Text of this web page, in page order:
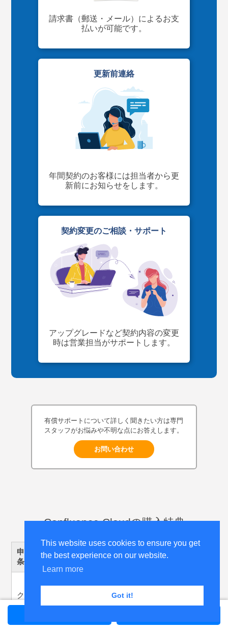
This website uses cookies to ensure you get
the best experience on our website.
Learn more
Got it!
請求書（郵送・メール）によるお支
払いが可能です。
更新前連絡
年間契約のお客様には担当者から更
新前にお知らせをします。
契約変更のご相談・サポート
アップグレードなど契約内容の変更
時は営業担当がサポートします。
有償サポートについて詳しく聞きたい方は専門
スタッフがお悩みや不明な点にお答えします。
お問い合わせ
Confluence Cloudの購入特典
申し込み時の
条件
特典内容
クラウド版を
ご購入
サポートサービス
2.D-Accelの提供